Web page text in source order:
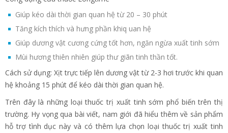
Giúp kéo dài thời gian quan hệ từ 20 – 30 phút
Tăng kích thích và hưng phần khiq uan hệ
Giúp dương vật cương cứng tốt hơn, ngăn ngừa xuất tinh sớm
Mùi hương thiên nhiên giúp thư giãn tinh thần tốt.
Cách sử dụng: Xịt trực tiếp lên dương vật từ 2-3 hơi trước khi quan
hệ khoảng 15 phút để kéo dài thời gian quan hệ.
Trên đây là những loại thuốc trị xuất tinh sớm phổ biến trên thị
trường. Hy vọng qua bài viết, nam giới đã hiểu thêm về sản phẩm
hỗ trợ tình dục này và có thêm lựa chọn loại thuốc trị xuất tinh